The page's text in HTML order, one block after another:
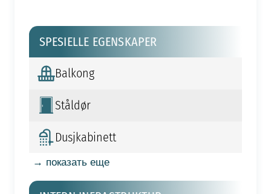
SPESIELLE EGENSKAPER
Balkong
Ståldør
Dusjkabinett
→ показать еще